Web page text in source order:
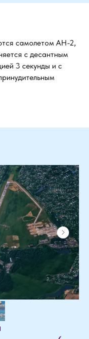
самолетом АН-2,
с десантным
3 секунды и с